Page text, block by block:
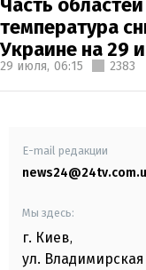
температура
Украине на 29
29 июля, 06:15 2383
E-mail редакции
Мы здесь:
г. Киев,
ул. Владимирская